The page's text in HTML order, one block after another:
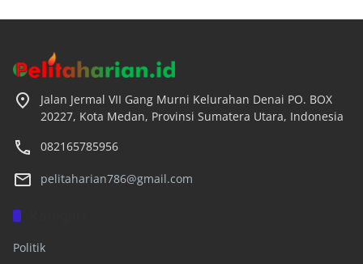
Jalan Jermal VII Gang Murni Kelurahan Denai PO. BOX
20227, Kota Medan, Provinsi Sumatera Utara, Indonesia
082165785956
pelitaharian786@gmail.com
Politik